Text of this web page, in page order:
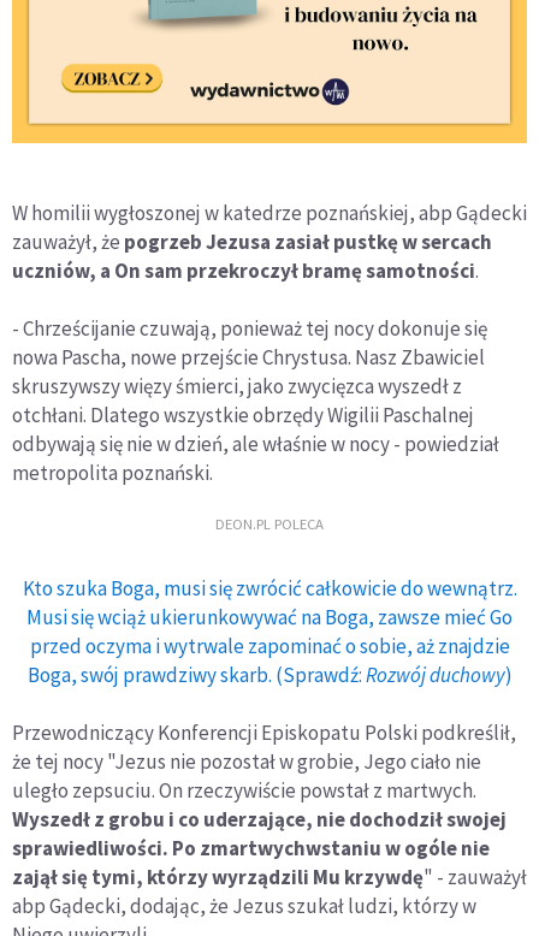
W homilii wygłoszonej w katedrze poznańskiej, abp Gądecki
zauważył, że pogrzeb Jezusa zasiał pustkę w sercach
uczniów, a On sam przekroczył bramę samotności.
- Chrześcijanie czuwają, ponieważ tej nocy dokonuje się
nowa Pascha, nowe przejście Chrystusa. Nasz Zbawiciel
skruszywszy więzy śmierci, jako zwycięzca wyszedł z
otchłani. Dlatego wszystkie obrzędy Wigilii Paschalnej
odbywają się nie w dzień, ale właśnie w nocy - powiedział
metropolita poznański.
DEON.PL POLECA
Kto szuka Boga, musi się zwrócić całkowicie do wewnątrz.
Musi się wciąż ukierunkowywać na Boga, zawsze mieć Go
przed oczyma i wytrwale zapominać o sobie, aż znajdzie
Boga, swój prawdziwy skarb. (Sprawdź:Rozwój duchowy)
Przewodniczący Konferencji Episkopatu Polski podkreślił,
że tej nocy "Jezus nie pozostał w grobie, Jego ciało nie
uległo zepsuciu. On rzeczywiście powstał z martwych.
Wyszedł z grobu i co uderzające, nie dochodził swojej
sprawiedliwości. Po zmartwychwstaniu w ogóle nie
zajął się tymi, którzy wyrządzili Mu krzywdę" - zauważył
abp Gądecki, dodając, że Jezus szukał ludzi, którzy w